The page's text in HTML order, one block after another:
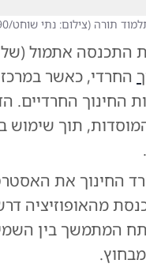
תורה (צילום: נתי שוחט/Flash90.
התכנסה אתמול
החרדי, כאשר
החינוך החרדיים.
תוך שימוש
החינוך את
מהאופוזיציה
המתמשך בין